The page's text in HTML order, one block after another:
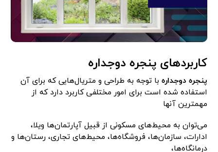
کاربردهای پنجره دوجداره
پنجره دوجداره با توجه به طراحی و متریال‌هایی که برای آن
استفاده شده است برای امور مختلفی کاربرد دارد که از
مهمترین آنها
می‌توان به محیط‌های مسکونی از قبیل آپارتمان‌ها ویلا،
ادارات، سازمان‌ها، فروشگاه‌ها، محیط‌های تجاری، رستان‌ها و
درمانگاه‌ها،